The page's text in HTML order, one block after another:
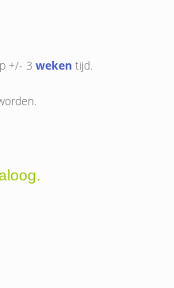
+/- 3 wekentijd.